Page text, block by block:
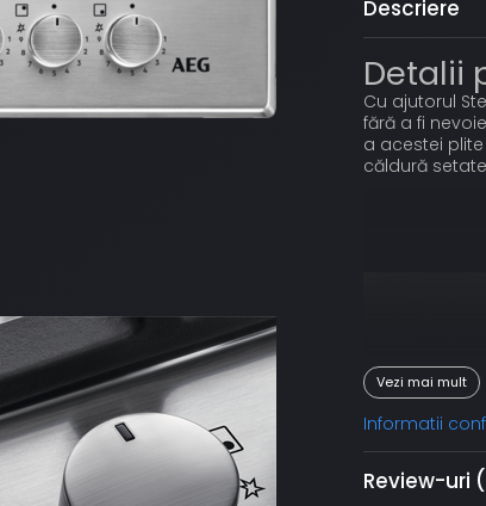
Descriere
Detalii
Cu ajutorul
fără a fi
a acestei
căldură
Vezi mai mult
Informatii
Review-uri